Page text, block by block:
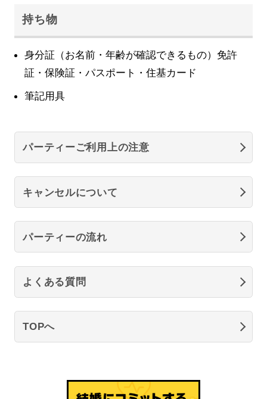
持ち物
身分証（お名前・年齢が確認できるもの）免許
証・保険証・パスポート・住基カード
筆記用具
パーティーご利用上の注意
キャンセルについて
パーティーの流れ
よくある質問
TOPへ